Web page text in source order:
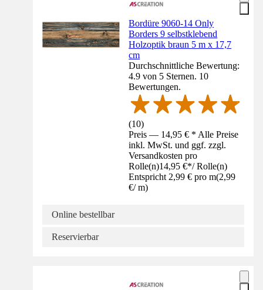
Bordüre 9060-14 Only
Borders 9 selbstklebend
Holzoptik braun 5 m x 17,7
cm
Durchschnittliche Bewertung:
4.9 von 5 Sternen. 10
Bewertungen.
(10)
Preis — 14,95 € * Alle Preise
inkl. MwSt. und ggf. zzgl.
Versandkosten pro
Rolle(n)14,95 €*/ Rolle(n)
Entspricht 2,99 € pro m(2,99
€/ m)
Online bestellbar
Reservierbar